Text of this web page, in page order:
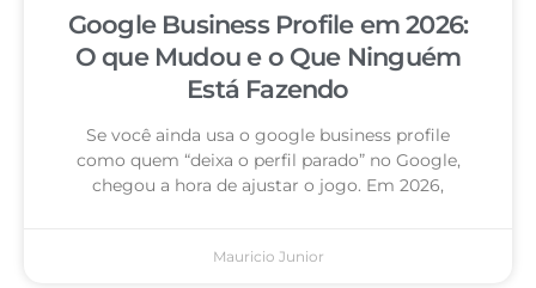
Google Business Profile em 2026:
O que Mudou e o Que Ninguém
Está Fazendo
Se você ainda usa o google business profile
como quem “deixa o perfil parado” no Google,
chegou a hora de ajustar o jogo. Em 2026,
Mauricio Junior